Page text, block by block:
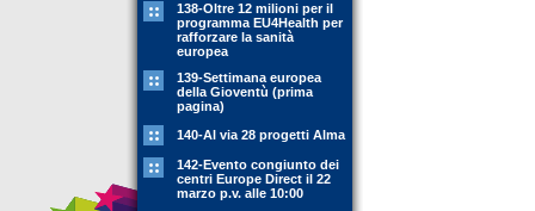
138-Oltre 12 milioni per il
programma EU4Health per
rafforzare la sanità
europea
139-Settimana europea
della Gioventù (prima
pagina)
140-Al via 28 progetti Alma
142-Evento congiunto dei
centri Europe Direct il 22
marzo p.v. alle 10:00